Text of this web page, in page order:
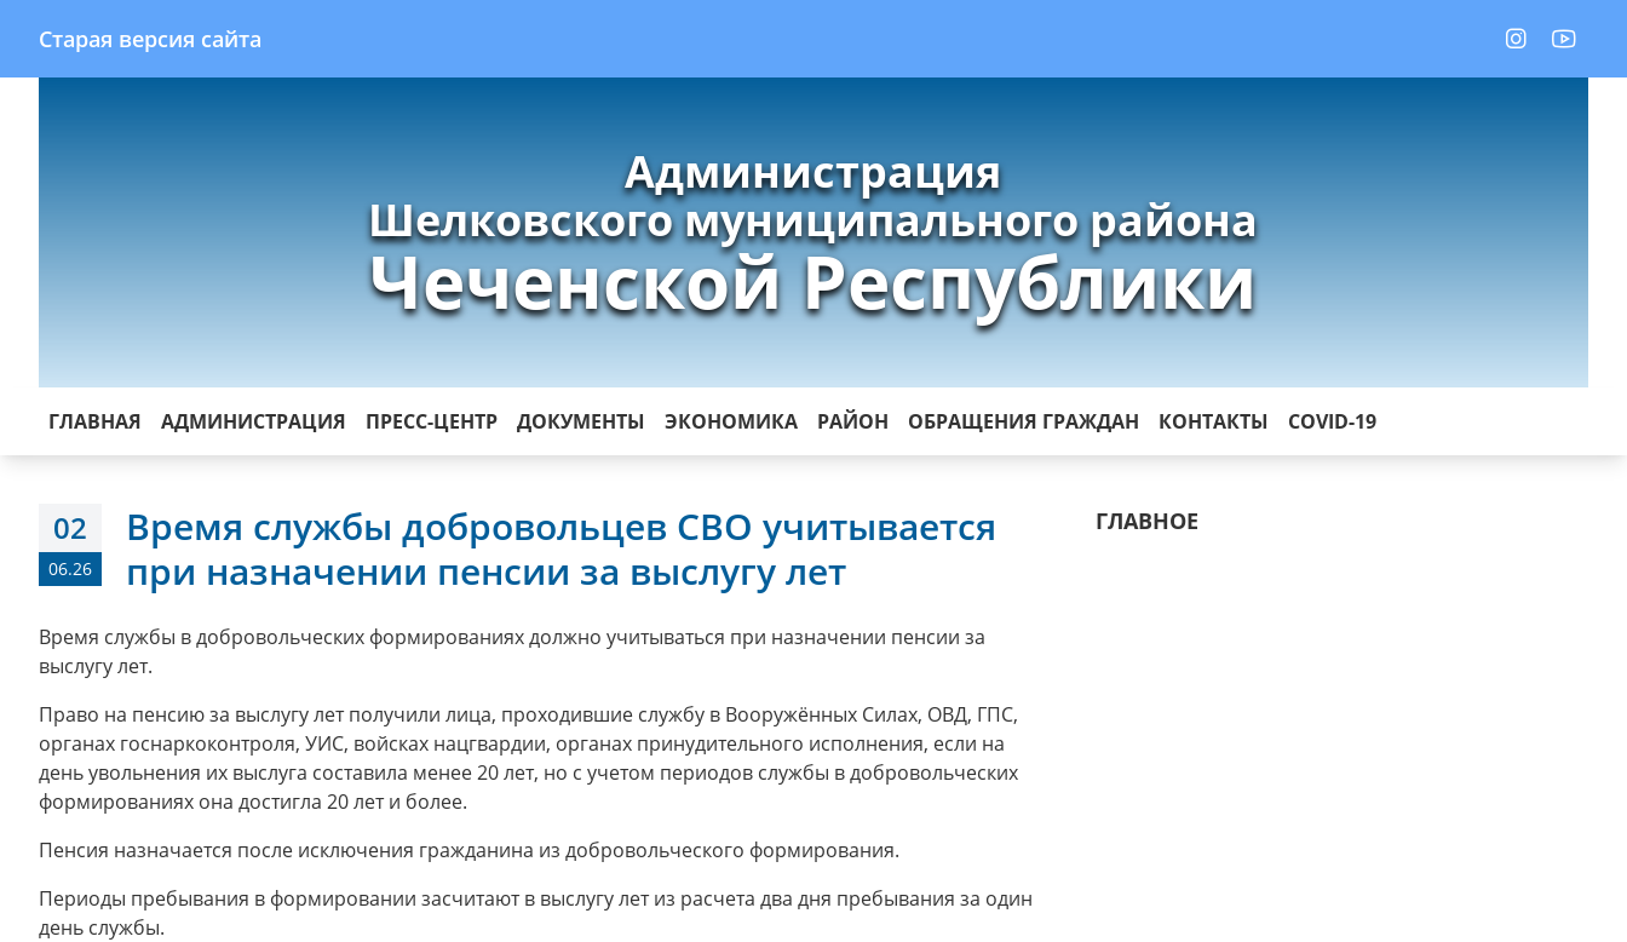
Старая версия сайта
Администрация
Шелковского муниципального района
Чеченской Республики
ГЛАВНАЯ АДМИНИСТРАЦИЯ ПРЕСС-ЦЕНТР ДОКУМЕНТЫ ЭКОНОМИКА РАЙОН ОБРАЩЕНИЯ ГРАЖДАН КОНТАКТЫ COVID-19
02
06.26
Время службы добровольцев СВО учитывается
при назначении пенсии за выслугу лет
Время службы в добровольческих формированиях должно учитываться при назначении пенсии за
выслугу лет.
Право на пенсию за выслугу лет получили лица, проходившие службу в Вооружённых Силах, ОВД, ГПС,
органах госнаркоконтроля, УИС, войсках нацгвардии, органах принудительного исполнения, если на
день увольнения их выслуга составила менее 20 лет, но с учетом периодов службы в добровольческих
формированиях она достигла 20 лет и более.
Пенсия назначается после исключения гражданина из добровольческого формирования.
Периоды пребывания в формировании засчитают в выслугу лет из расчета два дня пребывания за один
день службы.
ГЛАВНОЕ